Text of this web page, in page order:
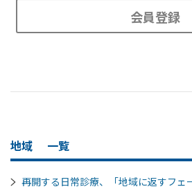
会員登録
地域 一覧
再開する日常診療、「地域に返すフ